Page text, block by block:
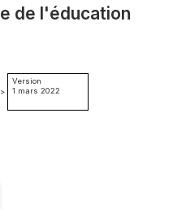
de l'éducation
>
Version
1 mars 2022